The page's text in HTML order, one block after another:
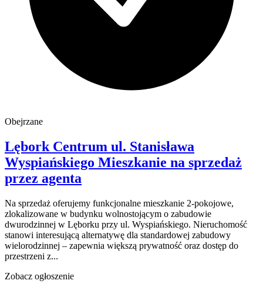
Obejrzane
Lębork Centrum ul. Stanisława
Wyspiańskiego Mieszkanie na sprzedaż
przez agenta
Na sprzedaż oferujemy funkcjonalne mieszkanie 2-pokojowe,
zlokalizowane w budynku wolnostojącym o zabudowie
dwurodzinnej w Lęborku przy ul. Wyspiańskiego. Nieruchomość
stanowi interesującą alternatywę dla standardowej zabudowy
wielorodzinnej – zapewnia większą prywatność oraz dostęp do
przestrzeni z...
Zobacz ogłoszenie